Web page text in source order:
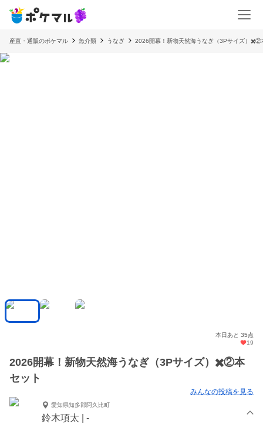
産直・通販のポケマル 魚介類 うなぎ 2026開幕！新物天然海うなぎ（3Pサイズ）✖️②
本日あと 35点
19
2026開幕！新物天然海うなぎ（3Pサイズ）✖️②本
セット
みんなの投稿を見る
愛知県知多郡阿久比町
鈴木項太 | -